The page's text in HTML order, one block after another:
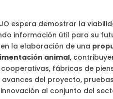
espera demostrar la
información útil para su
la elaboración de una
animal,
fábricas de
del proyecto,
al conjunto del